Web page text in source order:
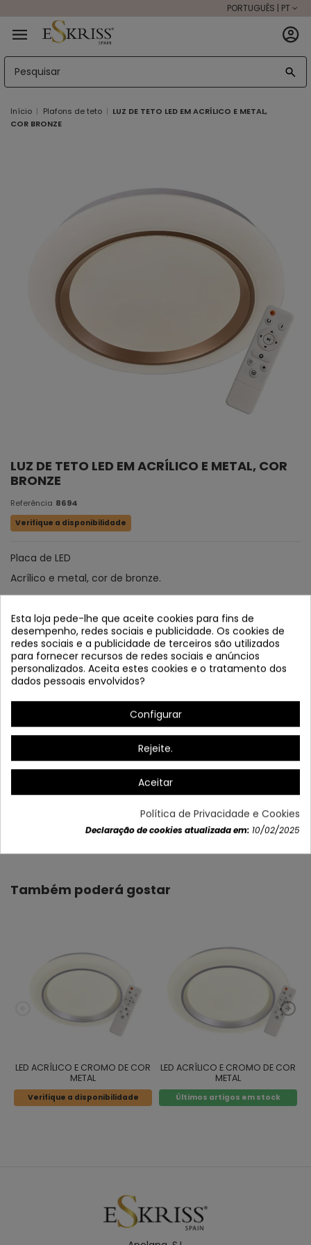
PORTUGUÊS | PT
Início Plafons de teto
LUZ DE TETO LED EM ACRÍLICO E METAL,
COR BRONZE
LUZ DE TETO LED EM ACRÍLICO E METAL, COR
BRONZE
Referência 8694
Verifique a disponibilidade
Placa de LED
Acrílico e metal, cor de bronze.
*Regulável em intensidade e cor
Desligado inteligente aos 30 anos"
Dados do produto
Também poderá gostar
LED ACRÍLICO E CROMO DE COR
METAL
Verifique a disponibilidade
LED ACRÍLICO E CROMO DE COR
METAL
Últimos artigos em stock
Esta loja pede-lhe que aceite cookies para fins de
desempenho, redes sociais e publicidade. Os cookies de
redes sociais e a publicidade de terceiros são utilizados
para fornecer recursos de redes sociais e anúncios
personalizados. Aceita estes cookies e o tratamento dos
dados pessoais envolvidos?
Configurar
Rejeite.
Aceitar
Política de Privacidade e Cookies
Declaração de cookies atualizada em: 10/02/2025